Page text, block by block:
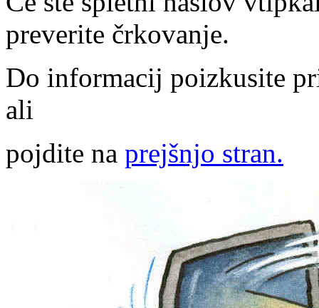
preverite črkovanje.
Do informacij poizkusite
ali
pojdite na prejšnjo stran.